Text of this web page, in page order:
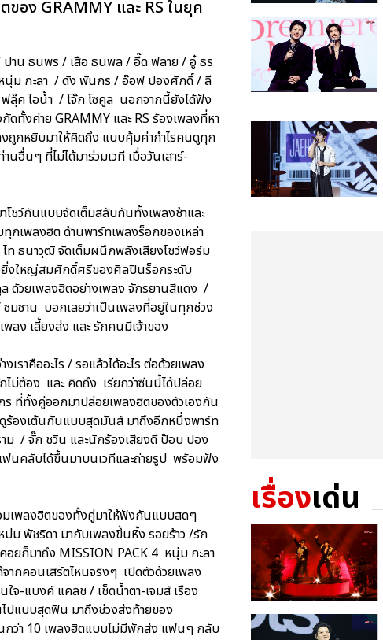
อง GRAMMY และ RS ในยุค
าน ธนพร / เสือ ธนพล / อี๊ด ฟลาย / อู๋ ธร
ม กะลา / ดัง พันกร / อ๊อฟ ปองศักดิ์ / ลี
ลุ๊ค ไอน้ำ / โจ๊ก โซคูล นอกจากนี้ยังได้ฟัง
ทั้งค่าย GRAMMY และ RS ร้องเพลงที่หา
งถูกหยิบมาให้คิดถึง แบบคุ้มค่ากำไรคนดูทุก
อื่นๆ ที่ไม่ได้มาร่วมเวที เมื่อวันเสาร์-
ชว์กันแบบจัดเต็มสลับกันทั้งเพลงช้าและ
กเพลงฮิต ด้านพาร์ทเพลงร็อกของเหล่า
ท ธนาวุฒิ จัดเต็มผนึกพลังเสียงโชว์ฟอร์ม
ยิ่งใหญ่สมศักดิ์ศรีของศิลปินร็อกระดับ
ด้วยเพลงฮิตอย่างเพลง จักรยานสีแดง /
ซาน บอกเลยว่าเป็นเพลงที่อยู่ในทุกช่วง
ลง เลี้ยงส่ง และ รักคนมีเจ้าของ
ราคืออะไร / รอแล้วได้อะไร ต่อด้วยเพลง
ม่ต้อง และ คิดถึง เรียกว่าซีนนี้ได้ปล่อย
ที่ทั้งคู่ออกมาปล่อยเพลงฮิตของตัวเองกัน
ร้องเต้นกันแบบสุดมันส์ มาถึงอีกหนึ่งพาร์ท
ม / จั๊ก ชวิน และนักร้องเสียงดี ป๊อบ ปอง
นคลับได้ขึ้นมาบนเวทีและถ่ายรูป พร้อมฟัง
เพลงฮิตของทั้งคู่มาให้ฟังกันแบบสดๆ
ม พัชริดา มากับเพลงขึ้นหิ้ง รอยร้าว /รัก
อยก็มาถึง MISSION PACK 4 หนุ่ม กะลา
กคอนเสิร์ตไหนจริงๆ เปิดตัวด้วยเพลง
ใจ-แบงค์ แคลช / เช็ดน้ำตา-เจมส์ เรือง
แบบสุดฟิน มาถึงช่วงส่งท้ายของ
กว่า 10 เพลงฮิตแบบไม่มีพักส่ง แฟนๆ กลับ
เรื่องเด่น